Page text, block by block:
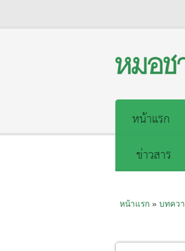
หน้าแรก
ข่าวสาร
หน้าแรก» บทคว